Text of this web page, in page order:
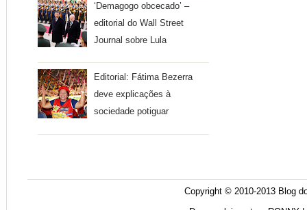
‘Demagogo obcecado’ –
editorial do Wall Street
Journal sobre Lula
Editorial: Fátima Bezerra
deve explicações à
sociedade potiguar
Copyright © 2010-2013 Blog